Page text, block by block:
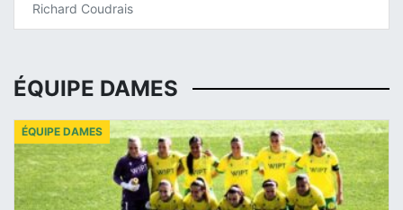
Richard Coudrais
ÉQUIPE DAMES
ÉQUIPE DAMES